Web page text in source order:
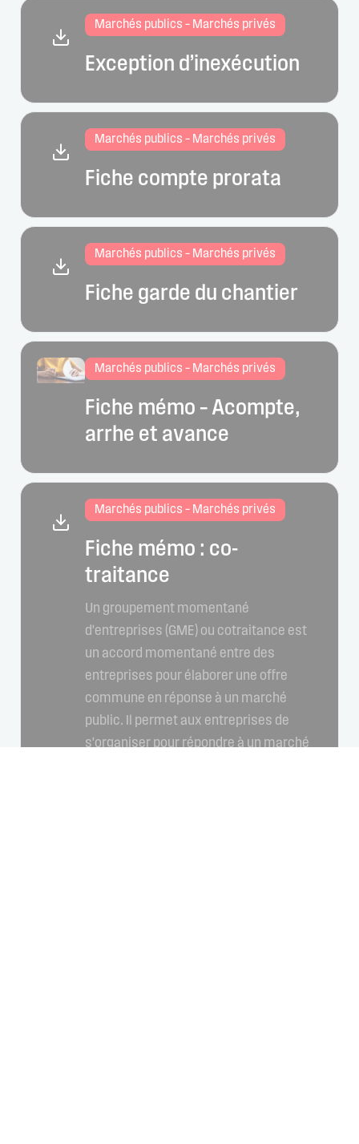
Marchés publics – Marchés privés
Exception d’inexécution
Marchés publics – Marchés privés
Fiche compte prorata
Marchés publics – Marchés privés
Fiche garde du chantier
Marchés publics – Marchés privés
Fiche mémo – Acompte,
arrhe et avance
Marchés publics – Marchés privés
Fiche mémo : co-
traitance
Un groupement momentané
d'entreprises (GME) ou cotraitance est
un accord momentané entre des
entreprises pour élaborer une offre
commune en réponse à un marché
public. Il permet aux entreprises de
s'organiser pour répondre à un marché